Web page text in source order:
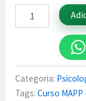
Categoria:
Tags:Curso